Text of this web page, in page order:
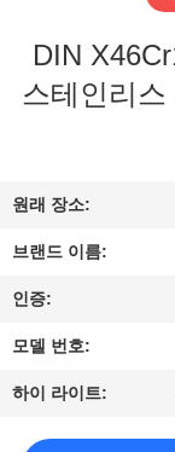
우
에
대
하
여
DIN
스테인리
원래 장소:
브랜드 이름:
인증:
모델 번호:
하이 라이트: